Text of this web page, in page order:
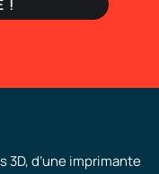
3D, d’une imprimante